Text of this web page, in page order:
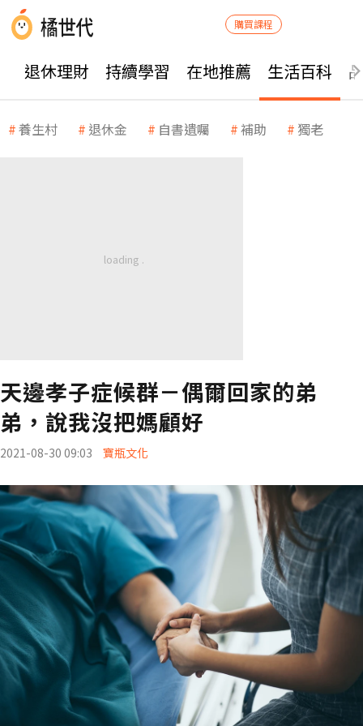
購買課程
退休理財 持續學習 在地推薦 生活百科
養生村 退休金 自書遺囑 補助 獨老
天邊孝子症候群－偶爾回家的弟
弟，說我沒把媽顧好
2021-08-30 09:03 寶瓶文化